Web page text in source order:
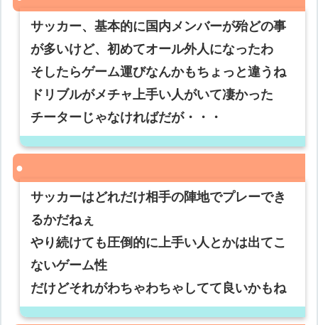
サッカー、基本的に国内メンバーが殆どの事
が多いけど、初めてオール外人になったわ
そしたらゲーム運びなんかもちょっと違うね
ドリブルがメチャ上手い人がいて凄かった
チーターじゃなければだが・・・
サッカーはどれだけ相手の陣地でプレーでき
るかだねぇ
やり続けても圧倒的に上手い人とかは出てこ
ないゲーム性
だけどそれがわちゃわちゃしてて良いかもね